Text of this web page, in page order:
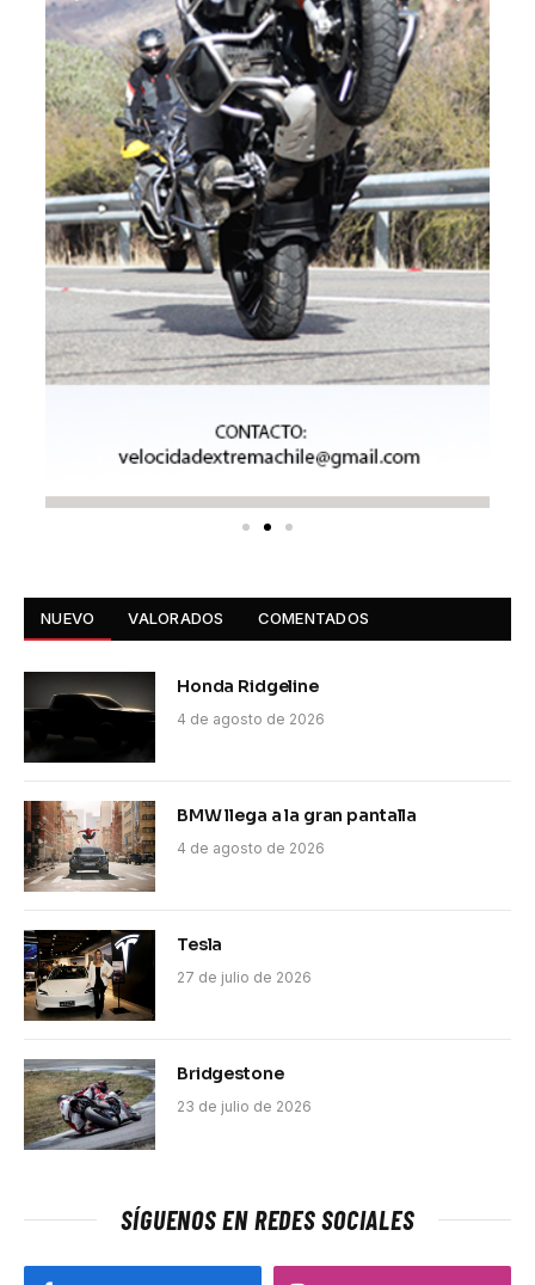
NUEVO VALORADOS COMENTADOS
Honda Ridgeline
4 de agosto de 2026
BMW llega a la gran pantalla
4 de agosto de 2026
Tesla
27 de julio de 2026
Bridgestone
23 de julio de 2026
SÍGUENOS EN REDES SOCIALES